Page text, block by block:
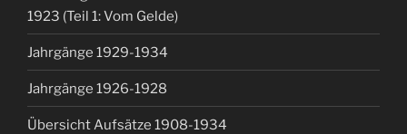
1923 (Teil 1: Vom Gelde)
Jahrgänge 1929-1934
Jahrgänge 1926-1928
Übersicht Aufsätze 1908-1934